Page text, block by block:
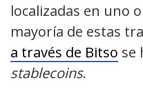
localizadas en uno
mayoría de estas
a través de Bitso se
stablecoins.